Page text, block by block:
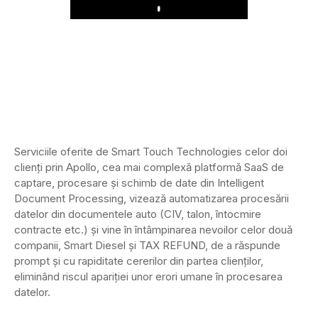
Play
Serviciile oferite de Smart Touch Technologies celor doi
clienți prin Apollo, cea mai complexă platformă SaaS de
captare, procesare și schimb de date din Intelligent
Document Processing, vizează automatizarea procesării
datelor din documentele auto (CIV, talon, întocmire
contracte etc.) și vine în întâmpinarea nevoilor celor două
companii, Smart Diesel și TAX REFUND, de a răspunde
prompt și cu rapiditate cererilor din partea clienților,
eliminând riscul apariției unor erori umane în procesarea
datelor.